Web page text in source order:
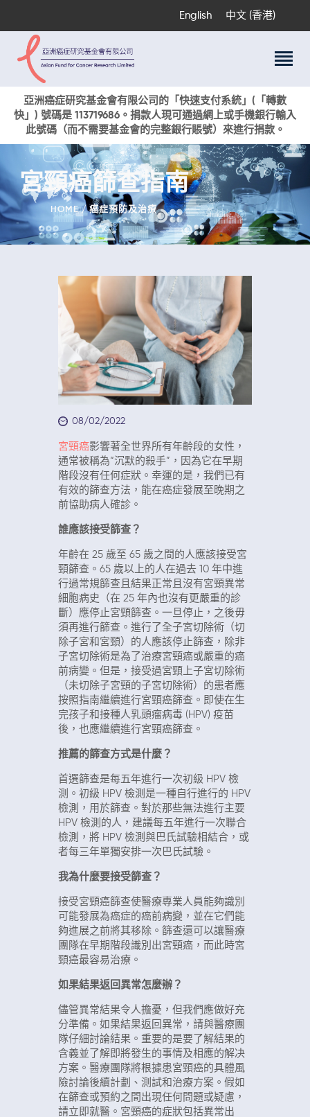
English 中文 (香港)
亞洲癌症研究基金會有限公司的「快速支付系統」(「轉數
快」) 號碼是 113719686。捐款人現可通過網上或手機銀行輸入
此號碼（而不需要基金會的完整銀行賬號）來進行捐款。
宮頸癌篩查指南
HOME 癌症預防及治療
關於我們
科研項目
活動與獎項
新聞
捐款支持
現在捐贈
08/02/2022
宮頸癌影響著全世界所有年齡段的女性，
通常被稱為“沉默的殺手”，因為它在早期
階段沒有任何症狀。幸運的是，我們已有
有效的篩查方法，能在癌症發展至晚期之
前協助病人確診。
誰應該接受篩查？
年齡在 25 歲至 65 歲之間的人應該接受宮
頸篩查。65 歲以上的人在過去 10 年中進
行過常規篩查且結果正常且沒有宮頸異常
細胞病史（在 25 年內也沒有更嚴重的診
斷）應停止宮頸篩查。一旦停止，之後毋
須再進行篩查。進行了全子宮切除術（切
除子宮和宮頸）的人應該停止篩查，除非
子宮切除術是為了治療宮頸癌或嚴重的癌
前病變。但是，接受過宮頸上子宮切除術
（未切除子宮頸的子宮切除術）的患者應
按照指南繼續進行宮頸癌篩查。即使在生
完孩子和接種人乳頭瘤病毒 (HPV) 疫苗
後，也應繼續進行宮頸癌篩查。
推薦的篩查方式是什麼？
首選篩查是每五年進行一次初級 HPV 檢
測。初級 HPV 檢測是一種自行進行的 HPV
檢測，用於篩查。對於那些無法進行主要
HPV 檢測的人，建議每五年進行一次聯合
檢測，將 HPV 檢測與巴氏試驗相結合，或
者每三年單獨安排一次巴氏試驗。
我為什麼要接受篩查？
接受宮頸癌篩查使醫療專業人員能夠識別
可能發展為癌症的癌前病變，並在它們能
夠進展之前將其移除。篩查還可以讓醫療
團隊在早期階段識別出宮頸癌，而此時宮
頸癌最容易治療。
如果結果返回異常怎麼辦？
儘管異常結果令人擔憂，但我們應做好充
分準備。如果結果返回異常，請與醫療團
隊仔細討論結果。重要的是要了解結果的
含義並了解即將發生的事情及相應的解决
方案。醫療團隊將根據患宮頸癌的具體風
險討論後續計劃、測試和治療方案。假如
在篩查或預約之間出現任何問題或疑慮，
請立即就醫。宮頸癌的症狀包括異常出